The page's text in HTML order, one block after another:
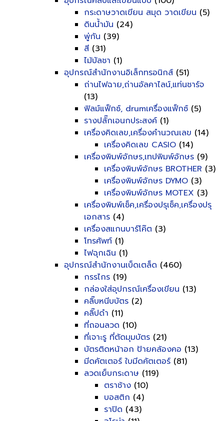
กระดาษวาดเขียน สมุด วาดเขียน (5)
ดินน้ำมัน (24)
พู่กัน (39)
สี (31)
ไม้บัลชา (1)
อุปกรณ์สำนักงานอิเล็กทรอนิกส์ (51)
ถ่านไฟฉาย,ถ่านอัลคาไลน์,แท่นชาร์จ
(13)
ฟิลม์แฟ็กซ์, drumเครื่องแฟ็กซ์ (5)
รางปลั๊กเอนกประสงค์ (1)
เครื่องคิดเลข,เครื่องคำนวณเลข (14)
เครื่องคิดเลข CASIO (14)
เครื่องพิมพ์อักษร,เทปพิมพ์อักษร (9)
เครื่องพิมพ์อักษร BROTHER (3)
เครื่องพิมพ์อักษร DYMO (3)
เครื่องพิมพ์อักษร MOTEX (3)
เครื่องพิมพ์เช็ค,เครื่องปรุเช็ค,เครื่องปรุ
เอกสาร (4)
เครื่องสแกนบาร์โค๊ต (3)
โทรศัพท์ (1)
ไฟฉุกเฉิน (1)
อุปกรณ์สำนักงานเบ็ดเตล็ด (460)
กรรไกร (19)
กล่องใส่อุปกรณ์เครื่องเขียน (13)
คลิ๊บหนีบบัตร (2)
คลิ๊ปดำ (11)
ที่ถอนลวด (10)
ที่เจาะรู ที่ตัดมุมบัตร (21)
บัตรติดหน้าอก ป้ายคล้องคอ (13)
มีดคัตเตอร์ ใบมีดคัตเตอร์ (81)
ลวดเย็บกระดาษ (119)
ตราช้าง (10)
บอสติก (4)
ราปิด (43)